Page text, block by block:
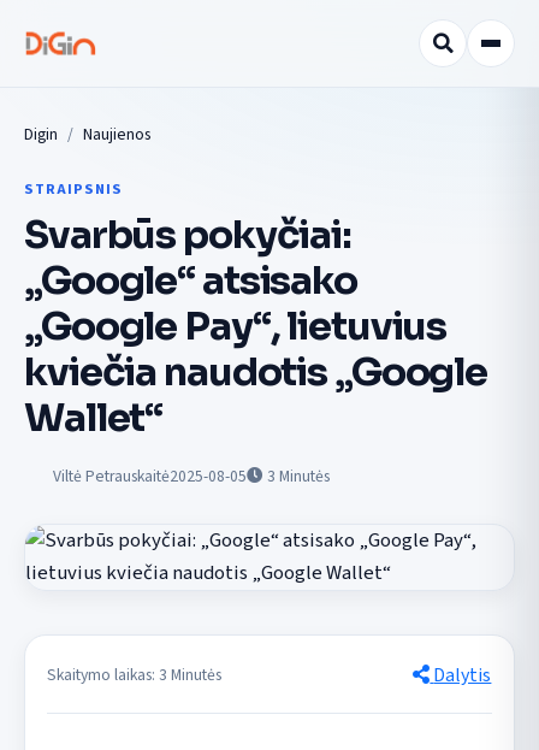
Digin Naujienos
STRAIPSNIS
Svarbūs pokyčiai:
„Google“ atsisako
„Google Pay“, lietuvius
kviečia naudotis „Google
Wallet“
Viltė Petrauskaitė2025-08-05 3 Minutės
Skaitymo laikas: 3 Minutės Dalytis